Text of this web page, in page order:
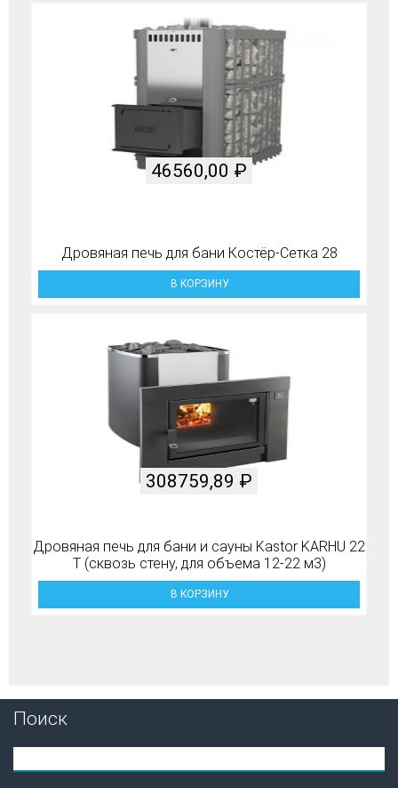
Дровяная печь для бани Костёр-Сетка 28
46560,00 ₽
В КОРЗИНУ
Дровяная печь для бани и сауны Kastor KARHU 22
T (сквозь стену, для объема 12-22 м3)
308759,89 ₽
В КОРЗИНУ
Поиск